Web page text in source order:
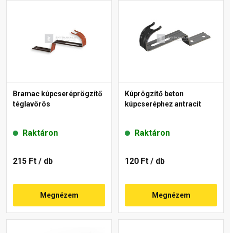
Bramac kúpcseréprögzítő
téglavörös
Raktáron
215 Ft / db
Megnézem
Kúprögzítő beton
kúpcseréphez antracit
Raktáron
120 Ft / db
Megnézem